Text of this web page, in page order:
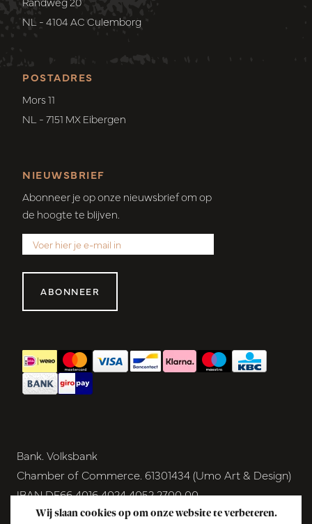
POSTADRES
Mors 11
NL - 7151 MX Eibergen
NL - 4104 AC Culemborg
NIEUWSBRIEF
Abonneer je op onze nieuwsbrief om op
de hoogte te blijven.
ABONNEER
Bank. Volksbank
Chamber of Commerce. 61301434 (Umo Art & Design)
IBAN DE66 4016 4024 4052 2700 00
BIC GENODEM1GRN
Wij slaan cookies op om onze website te verbeteren.